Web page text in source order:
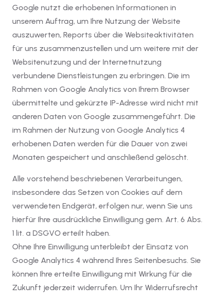
Google nutzt die erhobenen Informationen in
unserem Auftrag, um Ihre Nutzung der Website
auszuwerten, Reports über die Websiteaktivitäten
für uns zusammenzustellen und um weitere mit der
Websitenutzung und der Internetnutzung
verbundene Dienstleistungen zu erbringen. Die im
Rahmen von Google Analytics von Ihrem Browser
übermittelte und gekürzte IP-Adresse wird nicht mit
anderen Daten von Google zusammengeführt. Die
im Rahmen der Nutzung von Google Analytics 4
erhobenen Daten werden für die Dauer von zwei
Monaten gespeichert und anschließend gelöscht.
Alle vorstehend beschriebenen Verarbeitungen,
insbesondere das Setzen von Cookies auf dem
verwendeten Endgerät, erfolgen nur, wenn Sie uns
hierfür Ihre ausdrückliche Einwilligung gem. Art. 6 Abs.
1 lit. a DSGVO erteilt haben.
Ohne Ihre Einwilligung unterbleibt der Einsatz von
Google Analytics 4 während Ihres Seitenbesuchs. Sie
können Ihre erteilte Einwilligung mit Wirkung für die
Zukunft jederzeit widerrufen. Um Ihr Widerrufsrecht